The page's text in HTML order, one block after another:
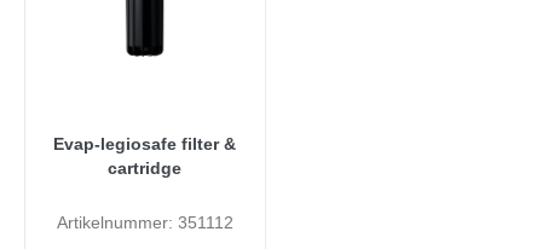
Evap-legiosafe filter &
cartridge
Artikelnummer: 351112